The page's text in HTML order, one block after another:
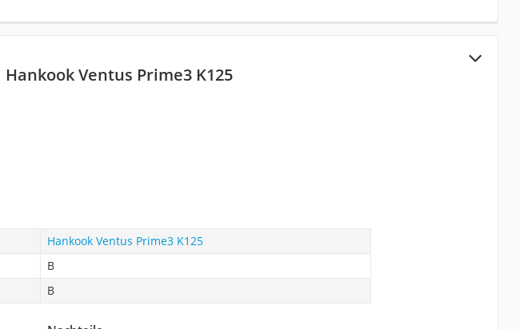
Hankook Ventus Prime3 K125
Hankook Ventus Prime3 K125
B
B